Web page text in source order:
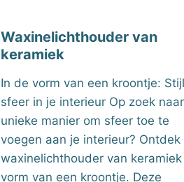
Waxinelichthouder van
keramiek
In de vorm van een kroontje:
sfeer in je interieur Op zoek
unieke manier om sfeer toe te
voegen aan je interieur? Ontdek
waxinelichthouder van
vorm van een kroontje. Deze